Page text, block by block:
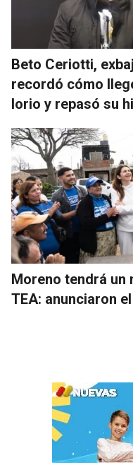
Beto Ceriotti,
recordó cómo
Iorio y repasó su
Moreno tendrá un
TEA: anunciaron